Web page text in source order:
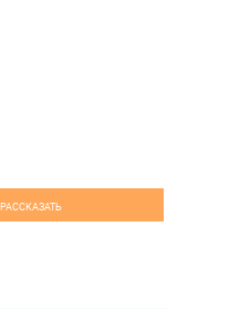
РАССКАЗАТЬ